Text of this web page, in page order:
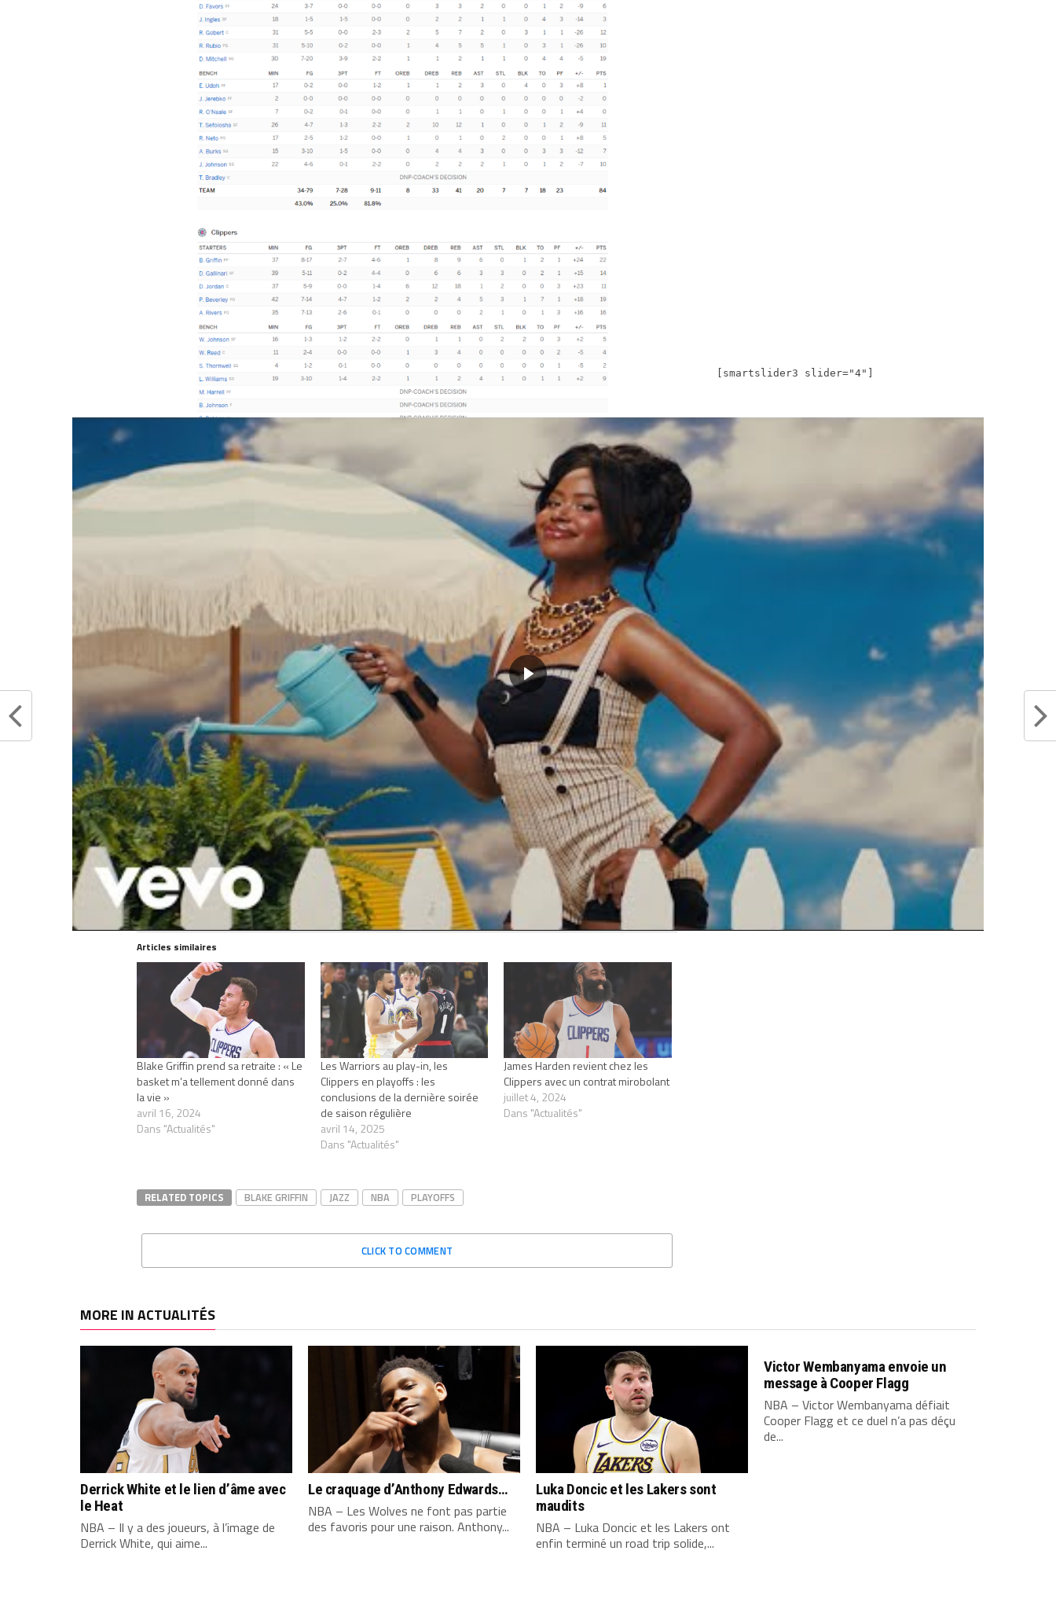
Source photo : ESPN
Partager :
Articles similaires
Blake Griffin prend sa retraite : « Le
basket m’a tellement donné dans
la vie »
avril 16, 2024
Dans "Actualités"
Les Warriors au play-in, les
Clippers en playoffs : les
conclusions de la dernière soirée
de saison régulière
avril 14, 2025
Dans "Actualités"
James Harden revient chez les
Clippers avec un contrat mirobolant
juillet 4, 2024
Dans "Actualités"
RELATED TOPICS BLAKE GRIFFIN JAZZ NBA PLAYOFFS
CLICK TO COMMENT
[smartslider3 slider="4"]
MORE IN ACTUALITÉS
Derrick White et le lien d’âme avec
le Heat
NBA – Il y a des joueurs, à l’image de
Derrick White, qui aime...
Le craquage d’Anthony Edwards…
NBA – Les Wolves ne font pas partie
des favoris pour une raison. Anthony...
Luka Doncic et les Lakers sont
maudits
NBA – Luka Doncic et les Lakers ont
enfin terminé un road trip solide,...
Victor Wembanyama envoie un
message à Cooper Flagg
NBA – Victor Wembanyama défiait
Cooper Flagg et ce duel n’a pas déçu
de...